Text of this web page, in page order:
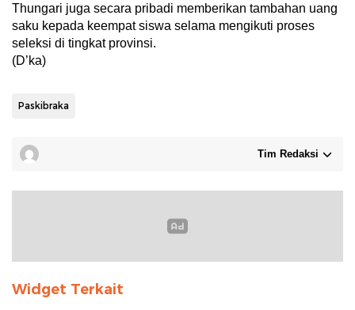
Thungari juga secara pribadi memberikan tambahan uang
saku kepada keempat siswa selama mengikuti proses
seleksi di tingkat provinsi.
(D’ka)
Paskibraka
Tim Redaksi
Widget Terkait